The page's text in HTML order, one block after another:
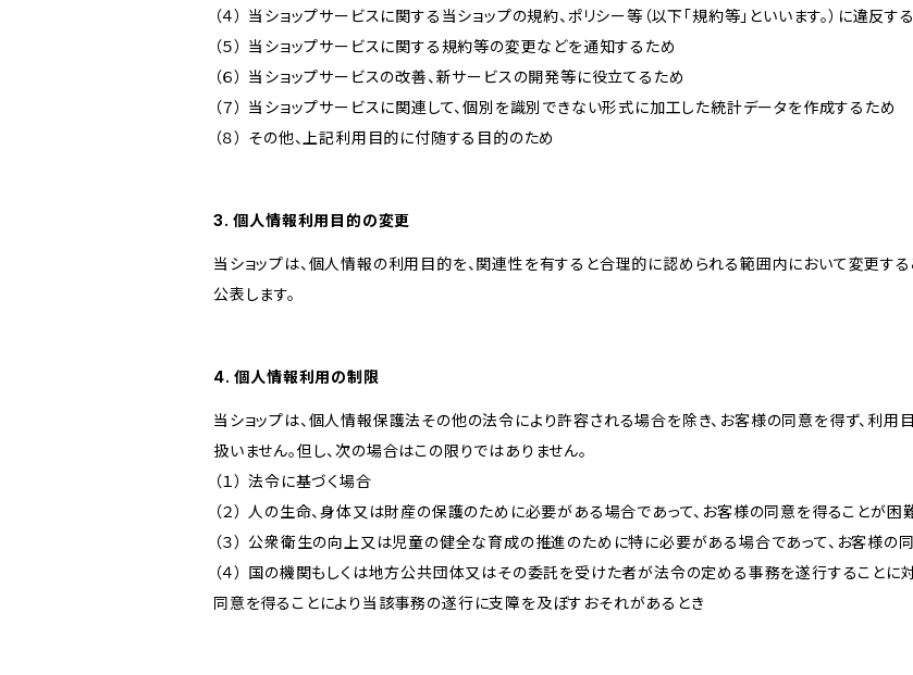
（４） 当ショップサービスに関する当ショップの規約、ポリシー等（以下「規約等」といいます。）に違反
（５） 当ショップサービスに関する規約等の変更などを通知するため
（６） 当ショップサービスの改善、新サービスの開発等に役立てるため
（７） 当ショップサービスに関連して、個別を識別できない形式に加工した統計データを作成するため
（８） その他、上記利用目的に付随する目的のため
3. 個人情報利用目的の変更
当ショップは、個人情報の利用目的を、関連性を有すると合理的に認められる範囲内において変更す
公表します。
4. 個人情報利用の制限
当ショップは、個人情報保護法その他の法令により許容される場合を除き、お客様の同意を得ず、利
扱いません。但し、次の場合はこの限りではありません。
（１） 法令に基づく場合
（２） 人の生命、身体又は財産の保護のために必要がある場合であって、お客様の同意を得ることが困
（３） 公衆衛生の向上又は児童の健全な育成の推進のために特に必要がある場合であって、お客様の
（４） 国の機関もしくは地方公共団体又はその委託を受けた者が法令の定める事務を遂行することに
同意を得ることにより当該事務の遂行に支障を及ぼすおそれがあるとき